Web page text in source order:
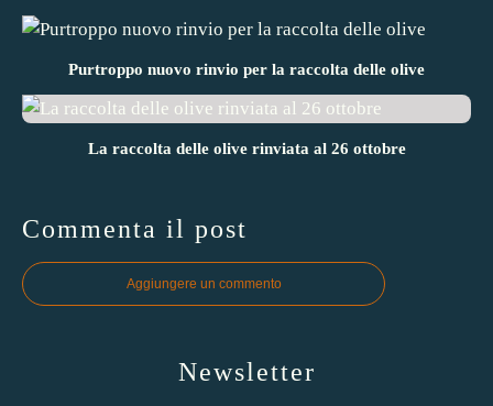
Purtroppo nuovo rinvio per la raccolta delle olive
La raccolta delle olive rinviata al 26 ottobre
Commenta il post
Aggiungere un commento
Newsletter